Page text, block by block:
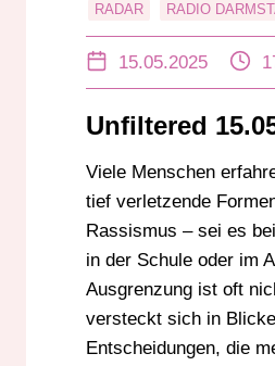
RADAR RADIO
RASSISMUS
15.05.2025
Unfiltered
Viele Menschen
tief verletzende
Rassismus – sei es
in der Schule oder im
Ausgrenzung ist oft
versteckt sich in
Entscheidungen, die